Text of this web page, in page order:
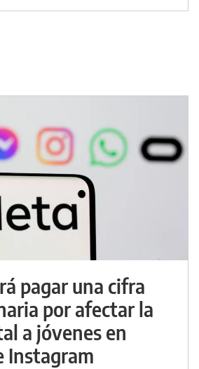
pagar una cifra
por afectar la
a jóvenes en
Instagram